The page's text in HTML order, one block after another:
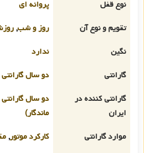
نوع قفل
پروانه ای
تقویم و نوع آن
روز و شب,
نگین
ندارد
گارانتی
دو سال گارانتی
گارانتی کننده در
ایران
دو سال
ماندگار)
موارد گارانتی
کارکرد موتور,